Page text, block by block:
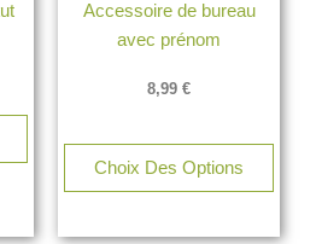
Accessoire de bureau
avec prénom
8,99 €
Choix Des Options